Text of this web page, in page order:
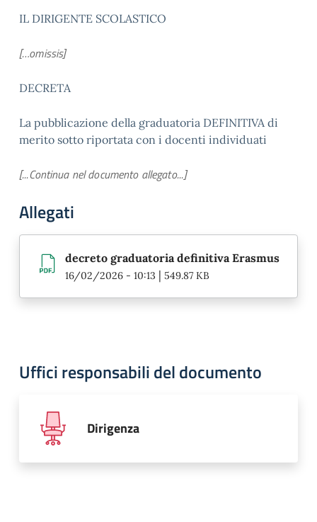
IL DIRIGENTE SCOLASTICO
[…omissis]
DECRETA
La pubblicazione della graduatoria DEFINITIVA di
merito sotto riportata con i docenti individuati
[...Continua nel documento allegato...]
Allegati
decreto graduatoria definitiva Erasmus
16/02/2026 - 10:13 | 549.87 KB
Uffici responsabili del documento
Dirigenza